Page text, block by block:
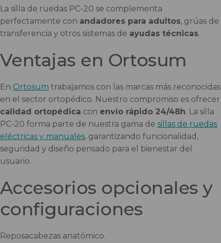
La silla de ruedas PC-20 se complementa
perfectamente con andadores para adultos, grúas de
transferencia y otros sistemas de ayudas técnicas.
Ventajas en Ortosum
En Ortosum trabajamos con las marcas más reconocidas
en el sector ortopédico. Nuestro compromiso es ofrecer
calidad ortopédica con envío rápido 24/48h. La silla
PC-20 forma parte de nuestra gama de sillas de ruedas
eléctricas y manuales, garantizando funcionalidad,
seguridad y diseño pensado para el bienestar del
usuario.
Accesorios opcionales y
configuraciones
Reposacabezas anatómico.